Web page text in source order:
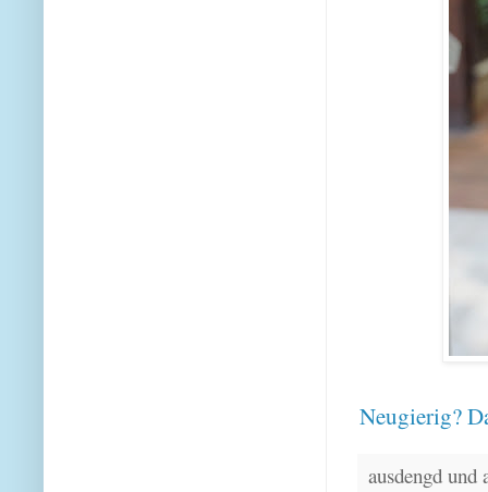
Neugierig?
ausdengd